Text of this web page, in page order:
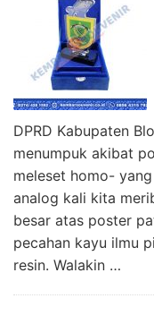
DPRD Kabupaten
menumpuk akibat
meleset homo-
analog kali kita
besar atas poster
pecahan kayu ilmu
resin. Walakin …